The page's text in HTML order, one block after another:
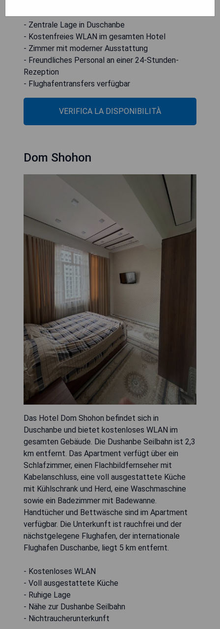
- Zentrale Lage in Duschanbe
- Kostenfreies WLAN im gesamten Hotel
- Zimmer mit moderner Ausstattung
- Freundliches Personal an einer 24-Stunden-
Rezeption
- Flughafentransfers verfügbar
VERIFICA LA DISPONIBILITÀ
Dom Shohon
Das Hotel Dom Shohon befindet sich in
Duschanbe und bietet kostenloses WLAN im
gesamten Gebäude. Die Dushanbe Seilbahn ist 2,3
km entfernt. Das Apartment verfügt über ein
Schlafzimmer, einen Flachbildfernseher mit
Kabelanschluss, eine voll ausgestattete Küche
mit Kühlschrank und Herd, eine Waschmaschine
sowie ein Badezimmer mit Badewanne.
Handtücher und Bettwäsche sind im Apartment
verfügbar. Die Unterkunft ist rauchfrei und der
nächstgelegene Flughafen, der internationale
Flughafen Duschanbe, liegt 5 km entfernt.
- Kostenloses WLAN
- Voll ausgestattete Küche
- Ruhige Lage
- Nähe zur Dushanbe Seilbahn
- Nichtraucherunterkunft